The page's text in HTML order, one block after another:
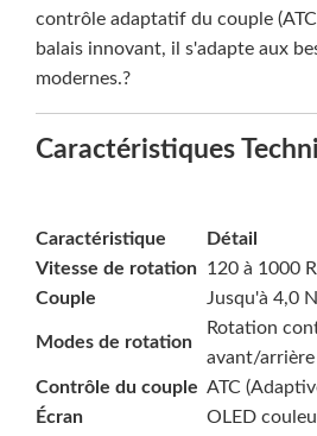
contrôle adaptatif du couple
balais innovant, il s'adapte aux
modernes.?
Caractéristiques
Caractéristique
Détail
Vitesse de rotation 120 à 1000
Couple
Jusqu'à 4,0
Modes de rotation
Rotation
avant/arrière
Contrôle du couple ATC
Écran
OLED